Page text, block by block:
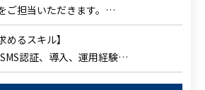
ご担当いただきます。
量増加に伴う募集となります。
キュリティチームが担うISMS活動や
活動の作業全般をご担当いただく想
す。
めるスキル】
認証、導入、運用経験
に対するご経験